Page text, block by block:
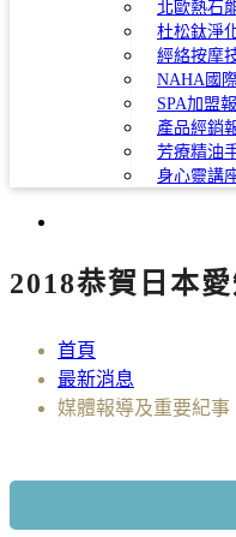
北歐熱石
杜松鈦淨
經絡按摩
NAHA國
SPA加盟
產品經銷
芳療精油
身心靈講
2018恭賀日本
首頁
最新消息
媒體報導及重要紀事